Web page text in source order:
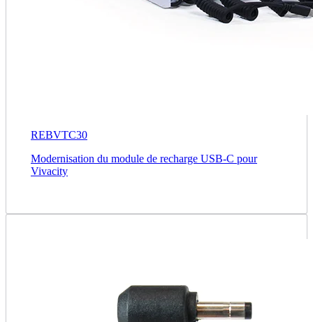
REBVTC30
Modernisation du module de recharge USB-C pour
Vivacity